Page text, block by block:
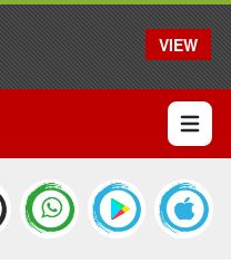
Open
VIEW